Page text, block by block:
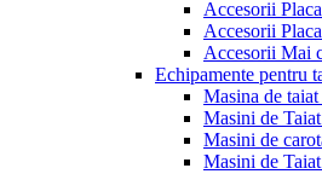
Accesorii
Accesorii
Accesorii Mai
Echipamente pentru
Masina de
Masini de
Masini de
Masini de